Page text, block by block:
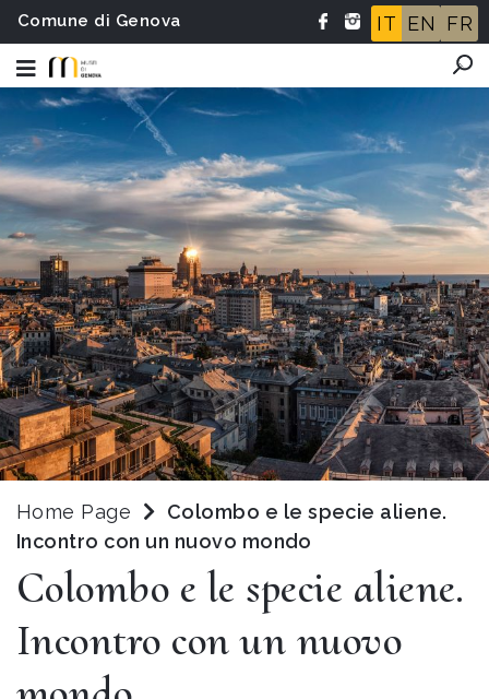
Comune di Genova IT EN FR
Home Page
Colombo e le specie aliene.
Incontro con un nuovo mondo
Colombo e le specie aliene.
Incontro con un nuovo